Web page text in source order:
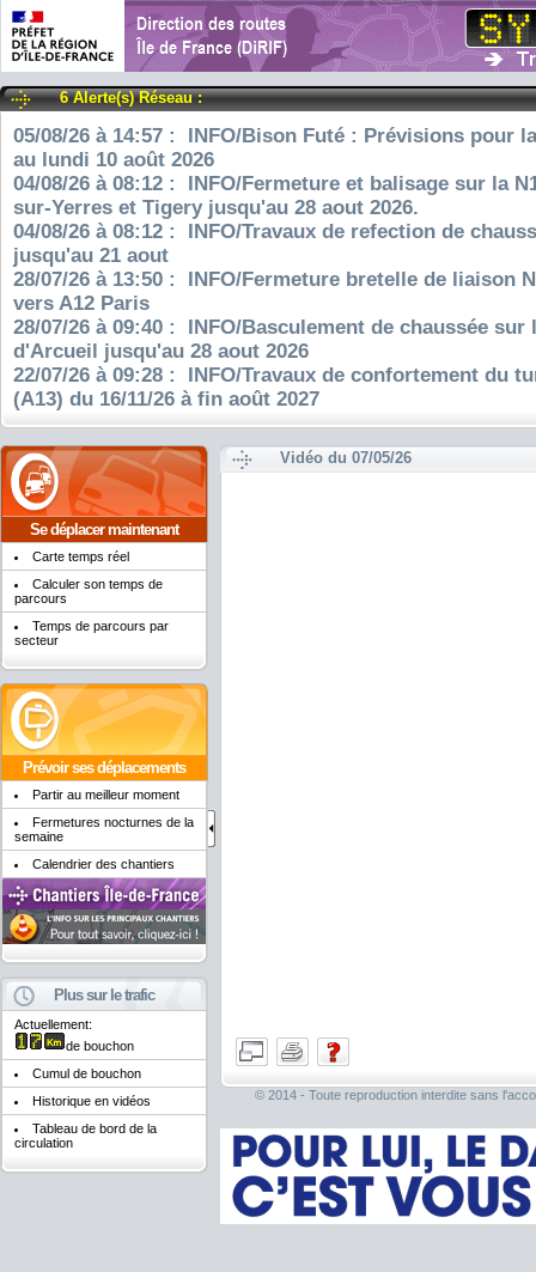
6 Alerte(s) Réseau :
05/08/26 à 14:57 : INFO/Bison Futé : Prévisions pour
au lundi 10 août 2026
04/08/26 à 08:12 : INFO/Fermeture et balisage sur la
sur-Yerres et Tigery jusqu'au 28 aout 2026.
04/08/26 à 08:12 : INFO/Travaux de refection de
jusqu'au 21 aout
28/07/26 à 13:50 : INFO/Fermeture bretelle de liaison
vers A12 Paris
28/07/26 à 09:40 : INFO/Basculement de chaussée sur
d'Arcueil jusqu'au 28 aout 2026
22/07/26 à 09:28 : INFO/Travaux de confortement du
(A13) du 16/11/26 à fin août 2027
Se déplacer maintenant
Carte temps réel
Calculer son temps de
parcours
Temps de parcours par
secteur
Prévoir ses déplacements
Partir au meilleur moment
Fermetures nocturnes de la
semaine
Calendrier des chantiers
Plus sur le trafic
Actuellement:
de bouchon
Cumul de bouchon
Historique en vidéos
Tableau de bord de la
circulation
Vidéo du 07/05/26
© 2014 - Toute reproduction interdite sans